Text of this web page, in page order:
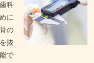
科
に
の
抜
で